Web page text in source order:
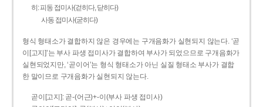
히: 피동 접미사(걷히다, 닫히다)
사동 접미사(굳히다)
형식 형태소가 결합하지 않은 경우에는 구개음화가 실현되지 않는다. ‘곧
이[고지]’는 부사 파생 접미사가 결합하여 부사가 되었으므로 구개음화가
실현되었지만, ‘곧이어’는 형식 형태소가 아닌 실질 형태소 부사가 결합
한 말이므로 구개음화가 실현되지 않는다.
곧이[고지]: 곧-­(어근)+­-이(부사 파생 접미사)